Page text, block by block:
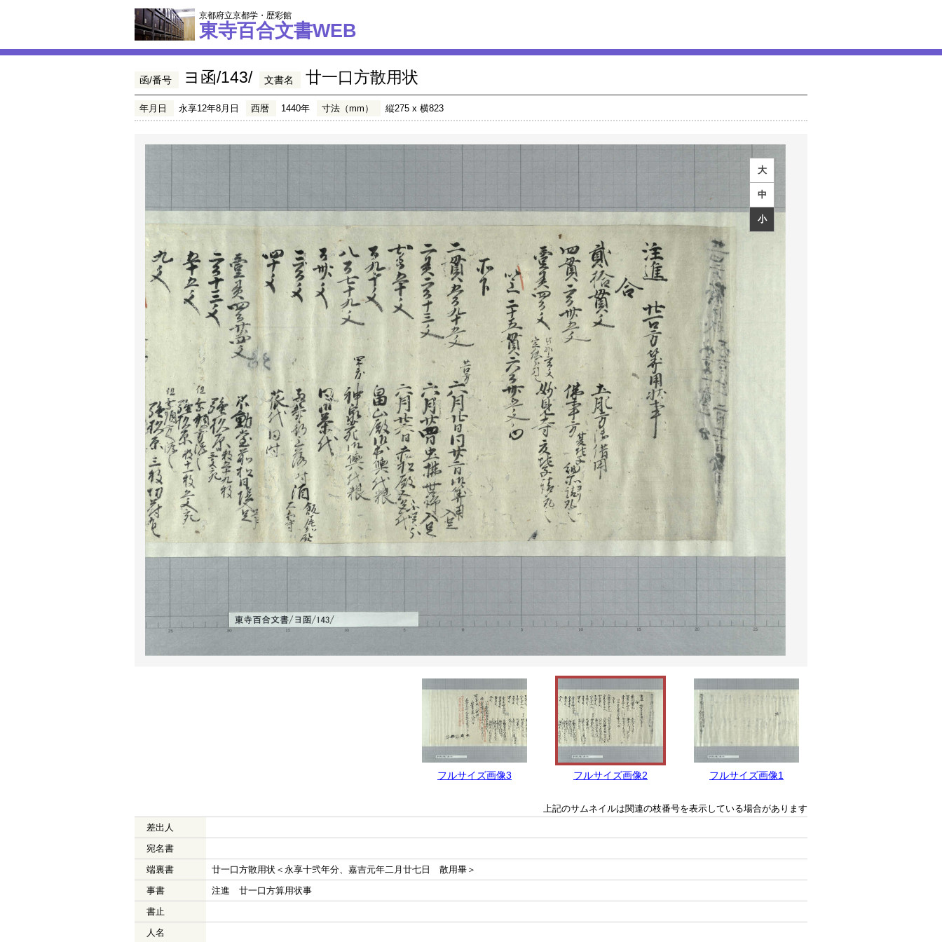
京都府立京都学・歴彩館
東寺百合文書WEB
函/番号 ヨ函/143/ 文書名 廿一口方散用状
年月日 永享12年8月日 西暦 1440年 寸法（mm） 縦275 x 横823
大
中
小
フルサイズ画像3 フルサイズ画像2 フルサイズ画像1
上記のサムネイルは関連の枝番号を表示している場合があります
差出人
宛名書
端裏書
廿一口方散用状＜永享十弐年分、嘉吉元年二月廿七日 散用畢＞
事書
注進 廿一口方算用状事
書止
人名